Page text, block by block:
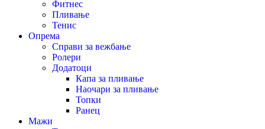
Фитнес
Пливање
Тенис
Опрема
Справи за вежбање
Ролери
Додатоци
Капа за пливање
Наочари за пливање
Топки
Ранец
Мажи